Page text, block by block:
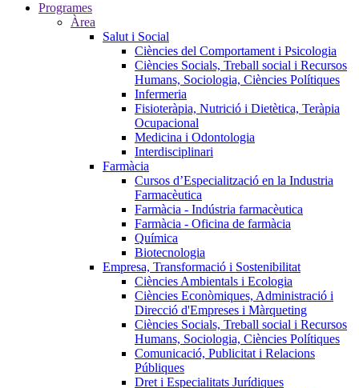
Programes
Àrea
Salut i Social
Ciències del Comportament i Psicologia
Ciències Socials, Treball social i Recursos
Humans, Sociologia, Ciències Polítiques
Infermeria
Fisioteràpia, Nutrició i Dietètica, Teràpia
Ocupacional
Medicina i Odontologia
Interdisciplinari
Farmàcia
Cursos d’Especialització en la Industria
Farmacèutica
Farmàcia - Indústria farmacèutica
Farmàcia - Oficina de farmàcia
Química
Biotecnologia
Empresa, Transformació i Sostenibilitat
Ciències Ambientals i Ecologia
Ciències Econòmiques, Administració i
Direcció d'Empreses i Màrqueting
Ciències Socials, Treball social i Recursos
Humans, Sociologia, Ciències Polítiques
Comunicació, Publicitat i Relacions
Públiques
Dret i Especialitats Jurídiques